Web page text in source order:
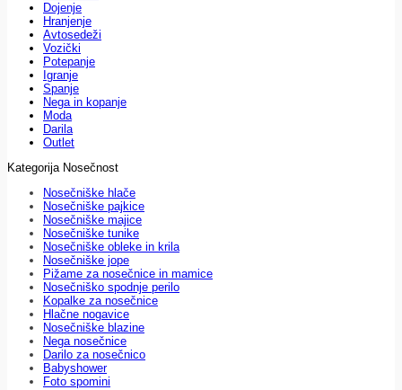
Dojenje
Hranjenje
Avtosedeži
Vozički
Potepanje
Igranje
Spanje
Nega in kopanje
Moda
Darila
Outlet
Kategorija Nosečnost
Nosečniške hlače
Nosečniške pajkice
Nosečniške majice
Nosečniške tunike
Nosečniške obleke in krila
Nosečniške jope
Pižame za nosečnice in mamice
Nosečniško spodnje perilo
Kopalke za nosečnice
Hlačne nogavice
Nosečniške blazine
Nega nosečnice
Darilo za nosečnico
Babyshower
Foto spomini